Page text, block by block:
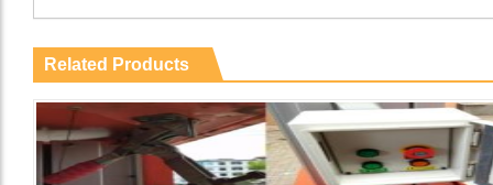
Related Products